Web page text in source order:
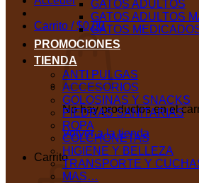
Carrito /$0,00
No hay productos en el
Volver a la tienda
Carrito
GATOS ADULTOS
GATOS ADULTOS
GATOS
PROMOCIONES
TIENDA
ANTI PULGAS
ACCESORIOS
GOLOSINAS Y SNACKS
PIEDRAS SANITARIAS
ROPA
COLCHONETAS
HIGIENE Y BELLEZA
TRANSPORTE Y
MAS…